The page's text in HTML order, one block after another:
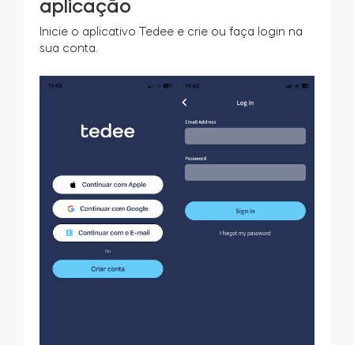
aplicação
Inicie o aplicativo Tedee e crie ou faça login na
sua conta.